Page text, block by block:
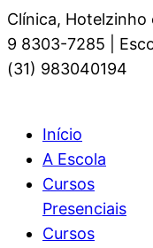
Clínica, Hotelzinho
9 8303-7285 |
(31) 983040194
Início
A Escola
Cursos
Presenciais
Cursos